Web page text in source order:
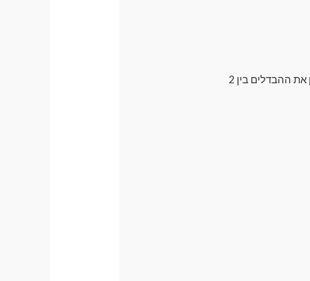
בדרך כלל אנו ממליצים לרכישה על וילונות מגנטיים עם פתח למראה , אך רבים עדיין רוצים להבין את ההבדלים בין 2